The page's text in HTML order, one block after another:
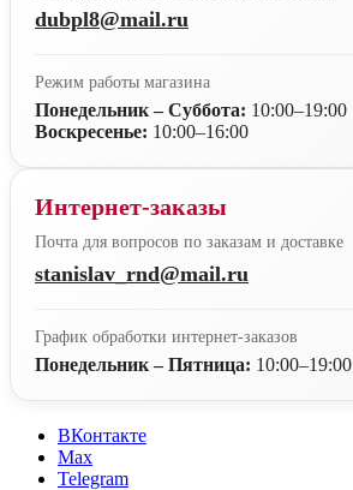
dubpl8@mail.ru
Режим работы магазина
Понедельник – Суббота: 10:00–19:00
Воскресенье: 10:00–16:00
Интернет-заказы
Почта для вопросов по заказам и доставке
stanislav_rnd@mail.ru
График обработки интернет-заказов
Понедельник – Пятница: 10:00–19:00
ВКонтакте
Max
Telegram